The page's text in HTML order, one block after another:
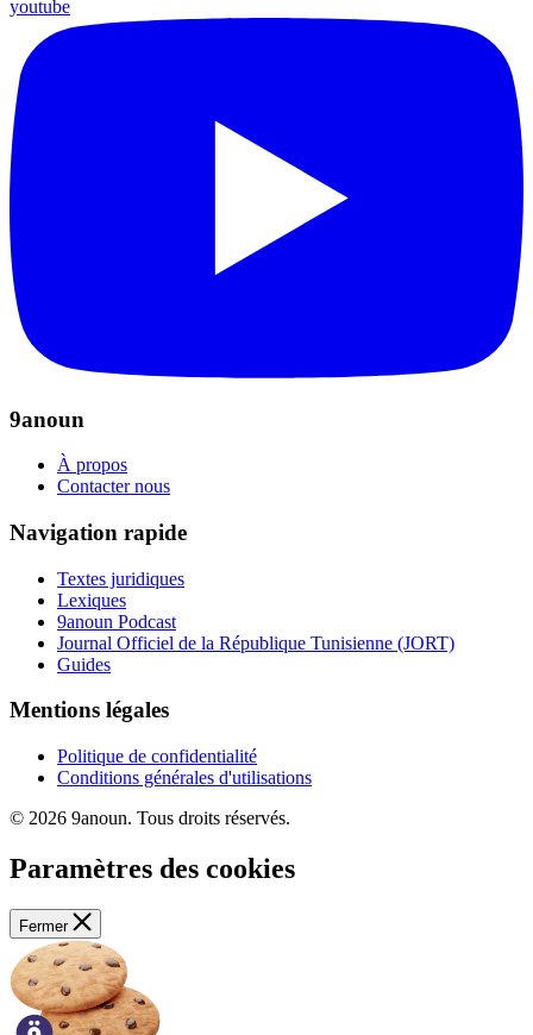
youtube
9anoun
À propos
Contacter nous
Navigation rapide
Textes juridiques
Lexiques
9anoun Podcast
Journal Officiel de la République Tunisienne (JORT)
Guides
Mentions légales
Politique de confidentialité
Conditions générales d'utilisations
© 2026 9anoun. Tous droits réservés.
Paramètres des cookies
Fermer